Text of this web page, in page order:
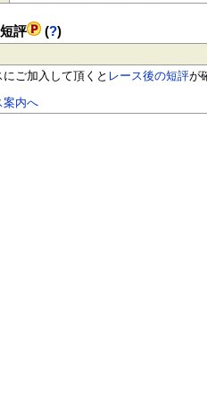
評 (?)
ご加入して頂くと レース後の短評が
案内へ